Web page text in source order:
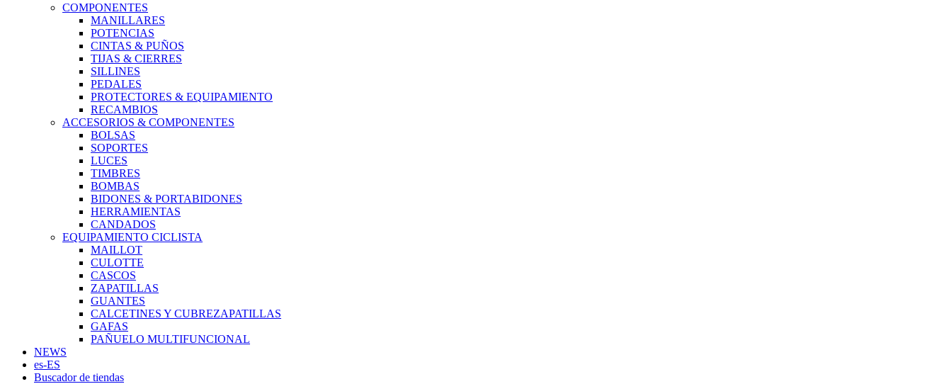
COMPONENTES
MANILLARES
POTENCIAS
CINTAS & PUÑOS
TIJAS & CIERRES
SILLINES
PEDALES
PROTECTORES & EQUIPAMIENTO
RECAMBIOS
ACCESORIOS & COMPONENTES
BOLSAS
SOPORTES
LUCES
TIMBRES
BOMBAS
BIDONES & PORTABIDONES
HERRAMIENTAS
CANDADOS
EQUIPAMIENTO CICLISTA
MAILLOT
CULOTTE
CASCOS
ZAPATILLAS
GUANTES
CALCETINES Y CUBREZAPATILLAS
GAFAS
PAÑUELO MULTIFUNCIONAL
NEWS
es-ES
Buscador de tiendas